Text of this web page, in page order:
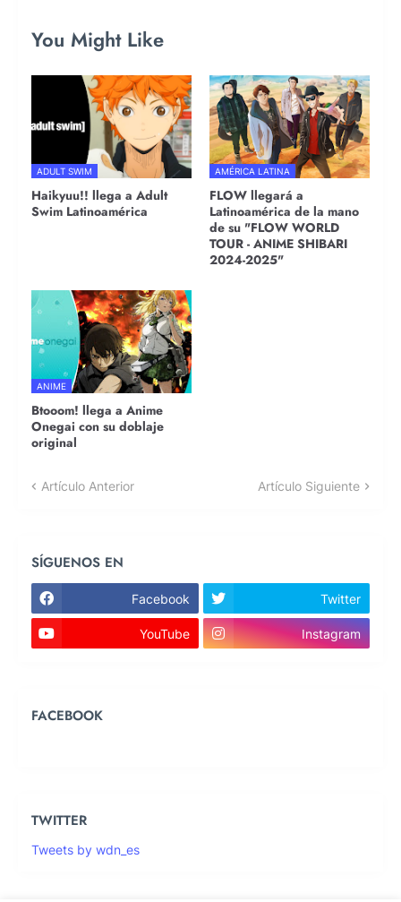
You Might Like
ADULT SWIM
Haikyuu!! llega a Adult
Swim Latinoamérica
AMÉRICA LATINA
FLOW llegará a
Latinoamérica de la mano
de su "FLOW WORLD
TOUR - ANIME SHIBARI
2024-2025"
ANIME
Btooom! llega a Anime
Onegai con su doblaje
original
Artículo Anterior Artículo Siguiente
SÍGUENOS EN
Facebook Twitter
YouTube Instagram
FACEBOOK
TWITTER
Tweets by wdn_es